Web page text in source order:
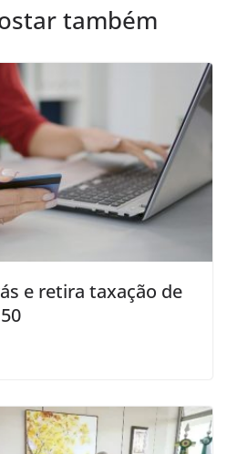
também
e retira taxação de